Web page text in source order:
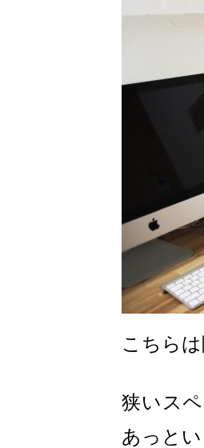
こちら
狭いス
あっとい